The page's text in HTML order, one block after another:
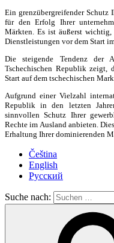
Ein grenzübergreifender Schutz
für den Erfolg Ihrer
Märkten. Es ist äußerst wichtig,
Dienstleistungen vor dem Start
Die steigende Tendenz der
Tschechischen Republik zeigt,
Start auf dem tschechischen
Aufgrund einer Vielzahl
Republik in den letzten
sinnvollen Schutz Ihrer
Rechte im Ausland anbieten.
Erhaltung Ihrer dominierenden
Čeština
English
Русский
Suche nach: